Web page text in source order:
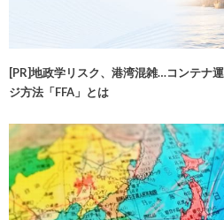
[PR]地政学リスク、港湾混雑…コンテナ
ジ方法「FFA」とは